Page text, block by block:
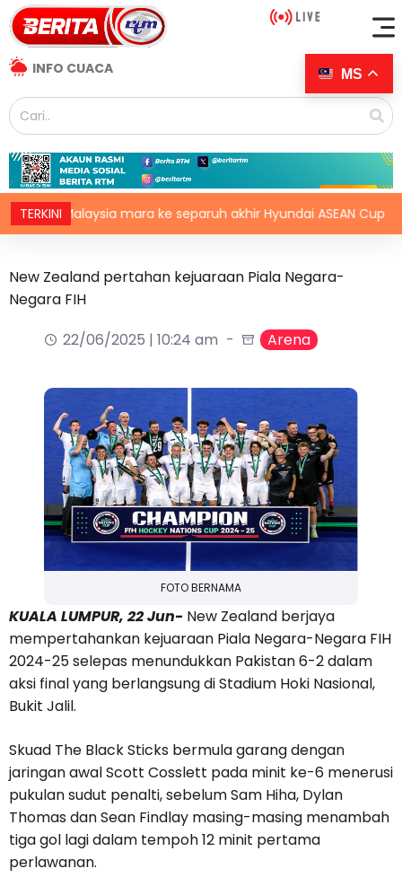
INFO CUACA
TERKINI
Malaysia mara ke separuh akhir Hyundai ASEAN Cup
New Zealand pertahan kejuaraan Piala Negara-
Negara FIH
22/06/2025 | 10:24 am
Arena
FOTO BERNAMA
KUALA LUMPUR, 22 Jun- New Zealand berjaya
mempertahankan kejuaraan Piala Negara-Negara FIH
2024-25 selepas menundukkan Pakistan 6-2 dalam
aksi final yang berlangsung di Stadium Hoki Nasional,
Bukit Jalil.
Skuad The Black Sticks bermula garang dengan
jaringan awal Scott Cosslett pada minit ke-6 menerusi
pukulan sudut penalti, sebelum Sam Hiha, Dylan
Thomas dan Sean Findlay masing-masing menambah
tiga gol lagi dalam tempoh 12 minit pertama
perlawanan.
MS